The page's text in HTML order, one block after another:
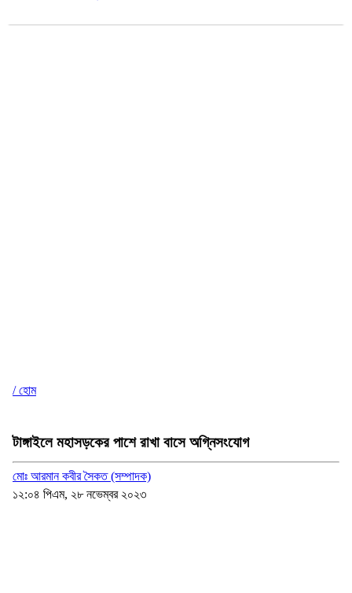
/ হোম
টাঙ্গাইলে মহাসড়কের পাশে রাখা বাসে অগ্নিসংযোগ
মোঃ আরমান কবীর সৈকত (সম্পাদক)
১২:০৪ পিএম, ২৮ নভেম্বর ২০২৩